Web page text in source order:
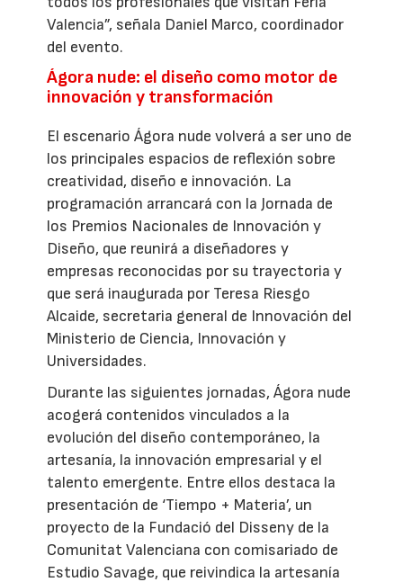
Valencia”, señala Daniel Marco, coordinador
del evento.
Ágora nude: el diseño como motor de
innovación y transformación
El escenario Ágora nude volverá a ser uno de
los principales espacios de reflexión sobre
creatividad, diseño e innovación. La
programación arrancará con la Jornada de
los Premios Nacionales de Innovación y
Diseño, que reunirá a diseñadores y
empresas reconocidas por su trayectoria y
que será inaugurada por Teresa Riesgo
Alcaide, secretaria general de Innovación del
Ministerio de Ciencia, Innovación y
Universidades.
Durante las siguientes jornadas, Ágora nude
acogerá contenidos vinculados a la
evolución del diseño contemporáneo, la
artesanía, la innovación empresarial y el
talento emergente. Entre ellos destaca la
presentación de ‘Tiempo + Materia’, un
proyecto de la Fundació del Disseny de la
Comunitat Valenciana con comisariado de
Estudio Savage, que reivindica la artesanía